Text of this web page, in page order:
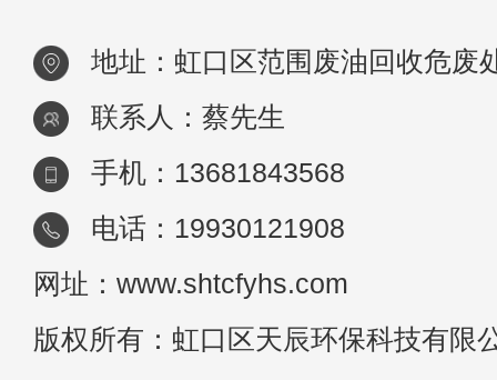
地址：虹口区范围废油回收危废
联系人：蔡先生
手机：13681843568
电话：19930121908
网址：www.shtcfyhs.com
版权所有：虹口区天辰环保科技有限